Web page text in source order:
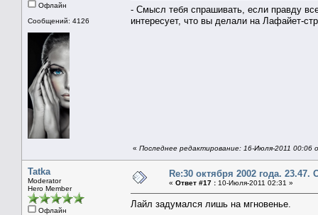
Офлайн
Сообщений: 4126
- Смысл тебя спрашивать, если правду
интересует, что вы делали на Лафайет-
« Последнее редактирование: 16-Июля-2011 00:06
Tatka
Moderator
Hero Member
Офлайн
Re:30 октября 2002 года. 23.47.
« Ответ #17 : 10-Июля-2011 02:31 »
Лайл задумался лишь на мгновенье.